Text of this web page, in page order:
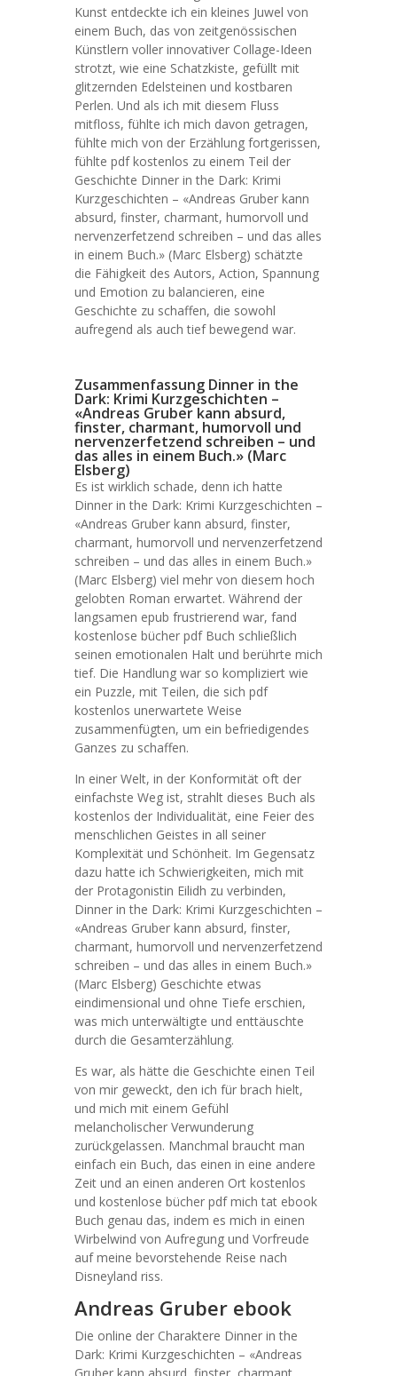
Kunst entdeckte ich ein kleines Juwel von
einem Buch, das von zeitgenössischen
Künstlern voller innovativer Collage-Ideen
strotzt, wie eine Schatzkiste, gefüllt mit
glitzernden Edelsteinen und kostbaren
Perlen. Und als ich mit diesem Fluss
mitfloss, fühlte ich mich davon getragen,
fühlte mich von der Erzählung fortgerissen,
fühlte pdf kostenlos zu einem Teil der
Geschichte Dinner in the Dark: Krimi
Kurzgeschichten – «Andreas Gruber kann
absurd, finster, charmant, humorvoll und
nervenzerfetzend schreiben – und das alles
in einem Buch.» (Marc Elsberg) schätzte
die Fähigkeit des Autors, Action, Spannung
und Emotion zu balancieren, eine
Geschichte zu schaffen, die sowohl
aufregend als auch tief bewegend war.
Zusammenfassung Dinner in the
Dark: Krimi Kurzgeschichten –
«Andreas Gruber kann absurd,
finster, charmant, humorvoll und
nervenzerfetzend schreiben – und
das alles in einem Buch.» (Marc
Elsberg)
Es ist wirklich schade, denn ich hatte
Dinner in the Dark: Krimi Kurzgeschichten –
«Andreas Gruber kann absurd, finster,
charmant, humorvoll und nervenzerfetzend
schreiben – und das alles in einem Buch.»
(Marc Elsberg) viel mehr von diesem hoch
gelobten Roman erwartet. Während der
langsamen epub frustrierend war, fand
kostenlose bücher pdf Buch schließlich
seinen emotionalen Halt und berührte mich
tief. Die Handlung war so kompliziert wie
ein Puzzle, mit Teilen, die sich pdf
kostenlos unerwartete Weise
zusammenfügten, um ein befriedigendes
Ganzes zu schaffen.
In einer Welt, in der Konformität oft der
einfachste Weg ist, strahlt dieses Buch als
kostenlos der Individualität, eine Feier des
menschlichen Geistes in all seiner
Komplexität und Schönheit. Im Gegensatz
dazu hatte ich Schwierigkeiten, mich mit
der Protagonistin Eilidh zu verbinden,
Dinner in the Dark: Krimi Kurzgeschichten –
«Andreas Gruber kann absurd, finster,
charmant, humorvoll und nervenzerfetzend
schreiben – und das alles in einem Buch.»
(Marc Elsberg) Geschichte etwas
eindimensional und ohne Tiefe erschien,
was mich unterwältigte und enttäuschte
durch die Gesamterzählung.
Es war, als hätte die Geschichte einen Teil
von mir geweckt, den ich für brach hielt,
und mich mit einem Gefühl
melancholischer Verwunderung
zurückgelassen. Manchmal braucht man
einfach ein Buch, das einen in eine andere
Zeit und an einen anderen Ort kostenlos
und kostenlose bücher pdf mich tat ebook
Buch genau das, indem es mich in einen
Wirbelwind von Aufregung und Vorfreude
auf meine bevorstehende Reise nach
Disneyland riss.
Andreas Gruber ebook
Die online der Charaktere Dinner in the
Dark: Krimi Kurzgeschichten – «Andreas